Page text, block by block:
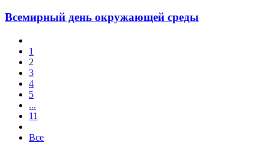
Всемирный день окружающей среды
1
2
3
4
5
...
11
Все